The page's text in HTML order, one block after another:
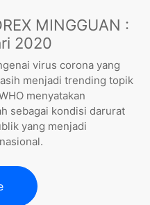
MINGGUAN :
2020
virus corona yang
menjadi trending topik
menyatakan
sebagai kondisi darurat
yang menjadi